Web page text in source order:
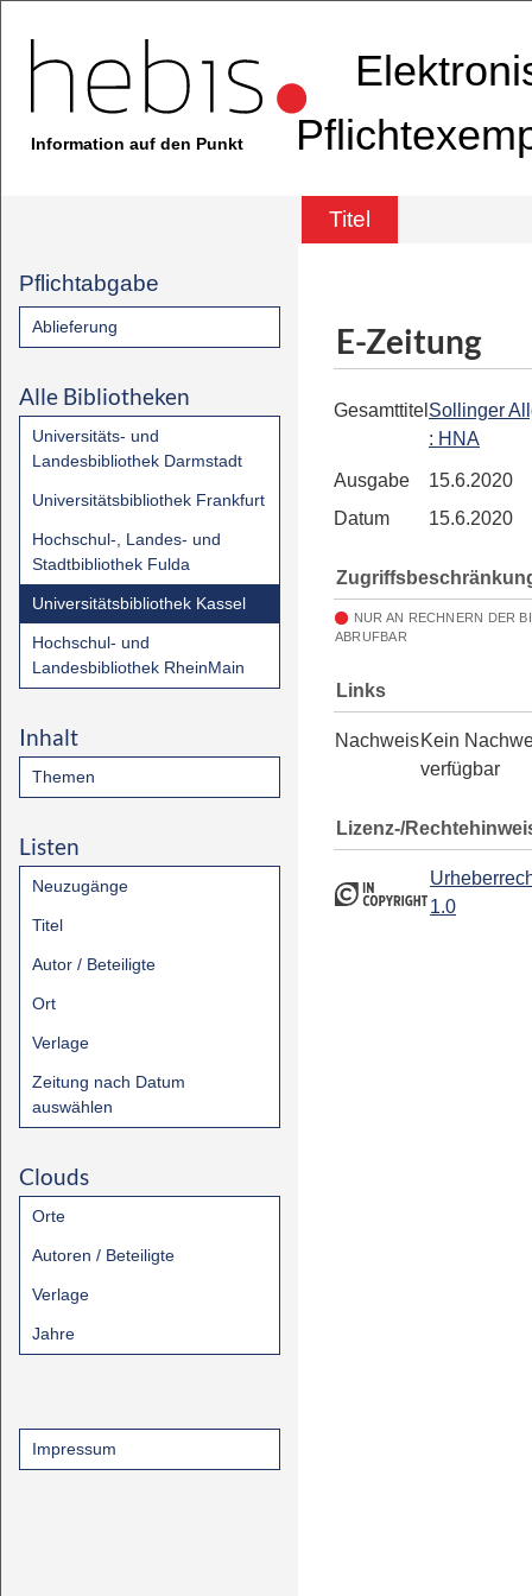
Information auf den Punkt
Titel
Pflichtabgabe
Ablieferung
Alle Bibliotheken
Universitäts- und
Landesbibliothek Darmstadt
Universitätsbibliothek Frankfurt
Hochschul-, Landes- und
Stadtbibliothek Fulda
Universitätsbibliothek Kassel
Hochschul- und
Landesbibliothek RheinMain
Inhalt
Themen
Listen
Neuzugänge
Titel
Autor / Beteiligte
Ort
Verlage
Zeitung nach Datum
auswählen
Clouds
Orte
Autoren / Beteiligte
Verlage
Jahre
Impressum
E-Zeitung
Gesamttitel Sollinger
: HNA
Ausgabe
15.6.2020
Datum
15.6.2020
NUR AN RECHNERN DER
ABRUFBAR
Links
NachweisKein
verfügbar
Lizenz-/
1.0